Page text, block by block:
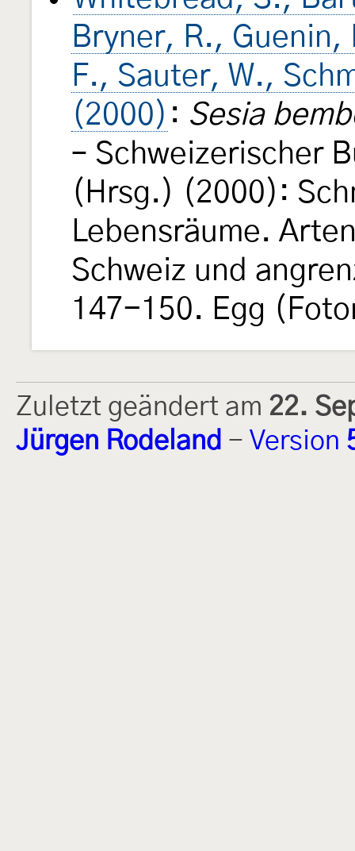
Bryner, R.,
F., Sauter, W.,
(2000) : Sesia
– Schweizerischer
(Hrsg.) (2000):
Lebensräume.
Schweiz und
147-150. Egg
Zuletzt geändert am 22.
Jürgen Rodeland - Version